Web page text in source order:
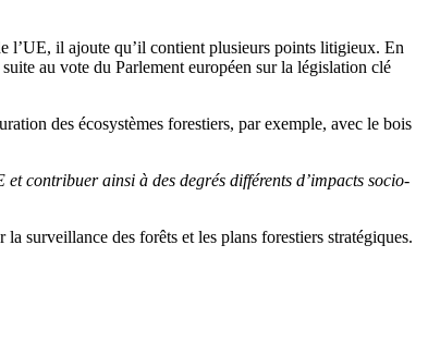
l’UE, il ajoute qu’il contient plusieurs points litigieux. En
au vote du Parlement européen sur la législation clé
des écosystèmes forestiers, par exemple, avec le bois
et contribuer ainsi à des degrés différents d’impacts socio-
surveillance des forêts et les plans forestiers stratégiques.